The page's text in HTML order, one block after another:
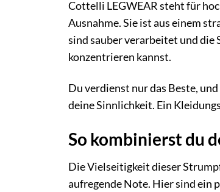
Cottelli LEGWEAR steht für
Ausnahme. Sie ist aus einem
sind sauber verarbeitet und die
konzentrieren kannst.
Du verdienst nur das Beste,
deine Sinnlichkeit. Ein
So kombinierst du
Die Vielseitigkeit dieser
aufregende Note. Hier sind ein